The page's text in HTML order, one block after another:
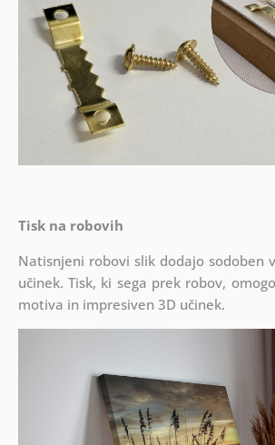
Tisk na robovih
Natisnjeni robovi slik dodajo sodoben
učinek. Tisk, ki sega prek robov,
motiva in impresiven 3D učinek.